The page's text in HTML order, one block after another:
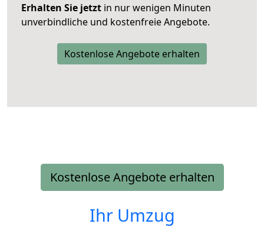
Erhalten Sie jetzt in nur wenigen Minuten
unverbindliche und kostenfreie Angebote.
Kostenlose Angebote erhalten
Kostenlose Angebote erhalten
Ihr Umzug